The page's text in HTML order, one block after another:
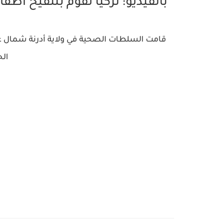
بالفيديو: تركيا تقوم بتلقيح
قامت السلطات الصحية في ولاية أدرنة شمال